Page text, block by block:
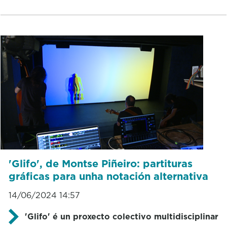
'Glifo', de Montse Piñeiro: partituras
gráficas para unha notación alternativa
14/06/2024 14:57
'Glifo' é un proxecto colectivo multidisciplinar